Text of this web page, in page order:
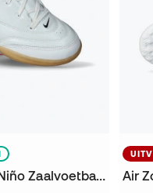
Tiempo Streetgato IC Niño Zaalvoetbalschoenen